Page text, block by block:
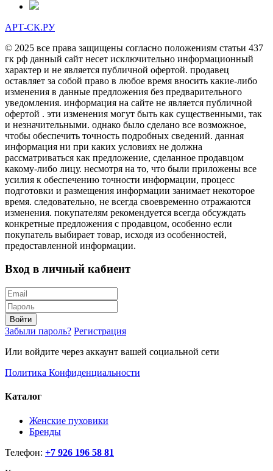
АРТ-СК.РУ
© 2025 все права защищены согласно положениям статьи 437
гк рф данный сайт несет исключительно информационный
характер и не является публичной офертой. продавец
оставляет за собой право в любое время вносить какие-либо
изменения в данные предложения без предварительного
уведомления. информация на сайте не является публичной
офертой . эти изменения могут быть как существенными, так
и незначительными. однако было сделано все возможное,
чтобы обеспечить точность подробных сведений. данная
информация ни при каких условиях не должна
рассматриваться как предложение, сделанное продавцом
какому-либо лицу. несмотря на то, что были приложены все
усилия к обеспечению точности информации, процесс
подготовки и размещения информации занимает некоторое
время. следовательно, не всегда своевременно отражаются
изменения. покупателям рекомендуется всегда обсуждать
конкретные предложения с продавцом, особенно если
покупатель выбирает товар, исходя из особенностей,
предоставленной информации.
Вход в личный кабиент
Войти
Забыли пароль? Регистрация
Или войдите через аккаунт вашей социальной сети
Политика Конфиденциальности
Каталог
Женские пуховики
Бренды
Телефон: +7 926 196 58 81